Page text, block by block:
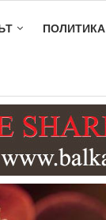
ПОЛИТИКА